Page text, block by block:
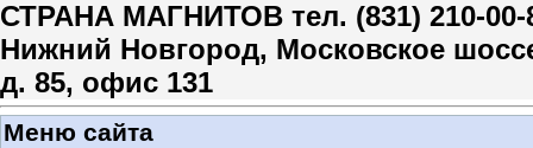
СТРАНА МАГНИТОВ тел. (831) 210-00-
Нижний Новгород, Московское
д. 85, офис 131
Меню сайта